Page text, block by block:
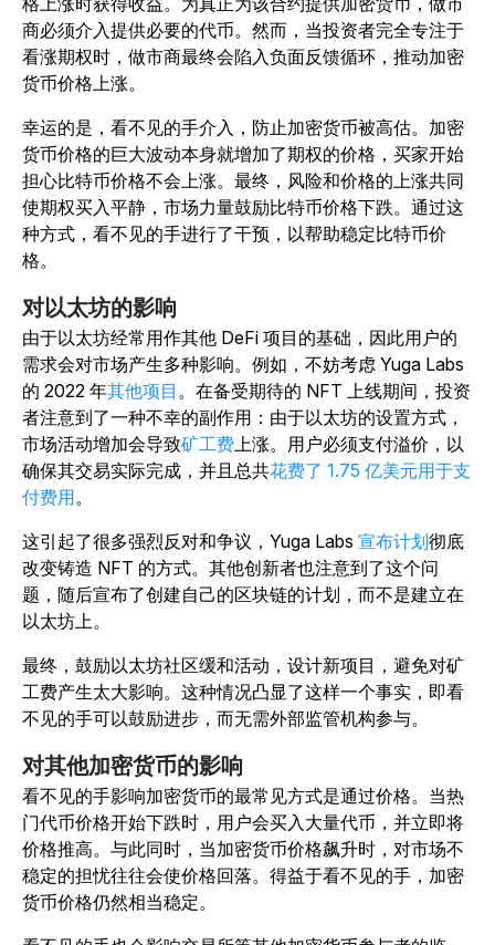
商必须介入提供必要的代币。然而，当投资者完全专注于
看涨期权时，做市商最终会陷入负面反馈循环，推动加密
货币价格上涨。
幸运的是，看不见的手介入，防止加密货币被高估。加密
货币价格的巨大波动本身就增加了期权的价格，买家开始
担心比特币价格不会上涨。最终，风险和价格的上涨共同
使期权买入平静，市场力量鼓励比特币价格下跌。通过这
种方式，看不见的手进行了干预，以帮助稳定比特币价
格。
对以太坊的影响
由于以太坊经常用作其他 DeFi 项目的基础，因此用户的
需求会对市场产生多种影响。例如，不妨考虑 Yuga Labs
的 2022 年其他项目 。在备受期待的 NFT 上线期间，投资
者注意到了一种不幸的副作用：由于以太坊的设置方式，
市场活动增加会导致矿工费上涨。用户必须支付溢价，以
确保其交易实际完成，并且总共花费了 1.75 亿美元用于支
付费用。
这引起了很多强烈反对和争议，Yuga Labs 宣布计划彻底
改变铸造 NFT 的方式。其他创新者也注意到了这个问
题，随后宣布了创建自己的区块链的计划，而不是建立在
以太坊上。
最终，鼓励以太坊社区缓和活动，设计新项目，避免对矿
工费产生太大影响。这种情况凸显了这样一个事实，即看
不见的手可以鼓励进步，而无需外部监管机构参与。
对其他加密货币的影响
看不见的手影响加密货币的最常见方式是通过价格。当热
门代币价格开始下跌时，用户会买入大量代币，并立即将
价格推高。与此同时，当加密货币价格飙升时，对市场不
稳定的担忧往往会使价格回落。得益于看不见的手，加密
货币价格仍然相当稳定。